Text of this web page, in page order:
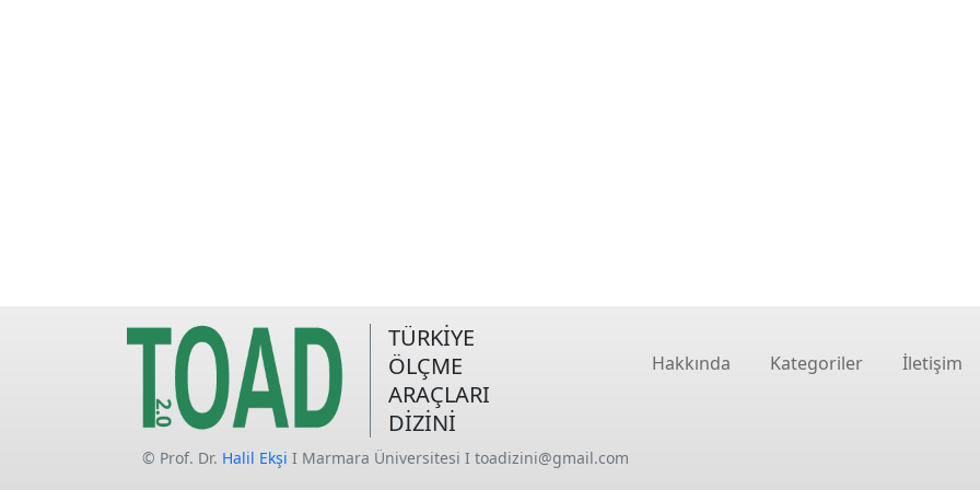
TÜRKİYE
ÖLÇME
ARAÇLARI
DİZİNİ
Hakkında Kategoriler İletişim
© Prof. Dr. Halil Ekşi I Marmara Üniversitesi I toadizini@gmail.com